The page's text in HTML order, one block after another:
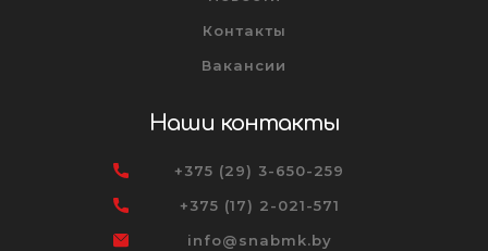
Контакты
Вакансии
Наши контакты
+375 (29) 3-650-259
+375 (17) 2-021-571
info@snabmk.by